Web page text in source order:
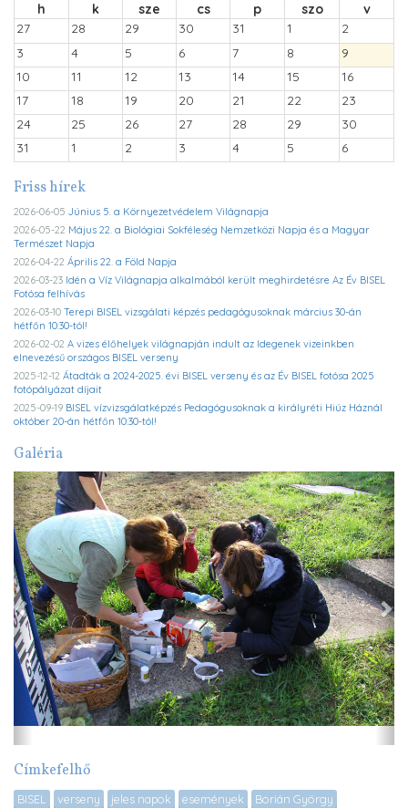
h k sze cs p szo
v
27
28 29 30 31 1
2
3
4 5 6 7 8
9
10
11 12 13 14 15
16
17
18 19 20 21 22
23
24
25 26 27 28 29
30
31
1 2 3 4 5 6
Friss hírek
2026-06-05 Június 5. a Környezetvédelem Világnapja
2026-05-22 Május 22. a Biológiai Sokféleség Nemzetközi Napja és a Magyar
Természet Napja
2026-04-22 Április 22. a Föld Napja
2026-03-23 Idén a Víz Világnapja alkalmából került meghirdetésre Az Év BISEL
Fotósa felhívás
2026-03-10 Terepi BISEL vizsgálati képzés pedagógusoknak március 30-án
hétfőn 10:30-tól!
2026-02-02 A vizes élőhelyek világnapján indult az Idegenek vizeinkben
elnevezésű országos BISEL verseny
2025-12-12 Átadták a 2024-2025. évi BISEL verseny és az Év BISEL fotósa 2025
fotópályázat díjait
2025-09-19 BISEL vízvizsgálatképzés Pedagógusoknak a királyréti Hiúz Háznál
október 20-án hétfőn 10:30-tól!
Galéria
Previous
Címkefelhő
BISEL verseny jeles napok események
Borián György